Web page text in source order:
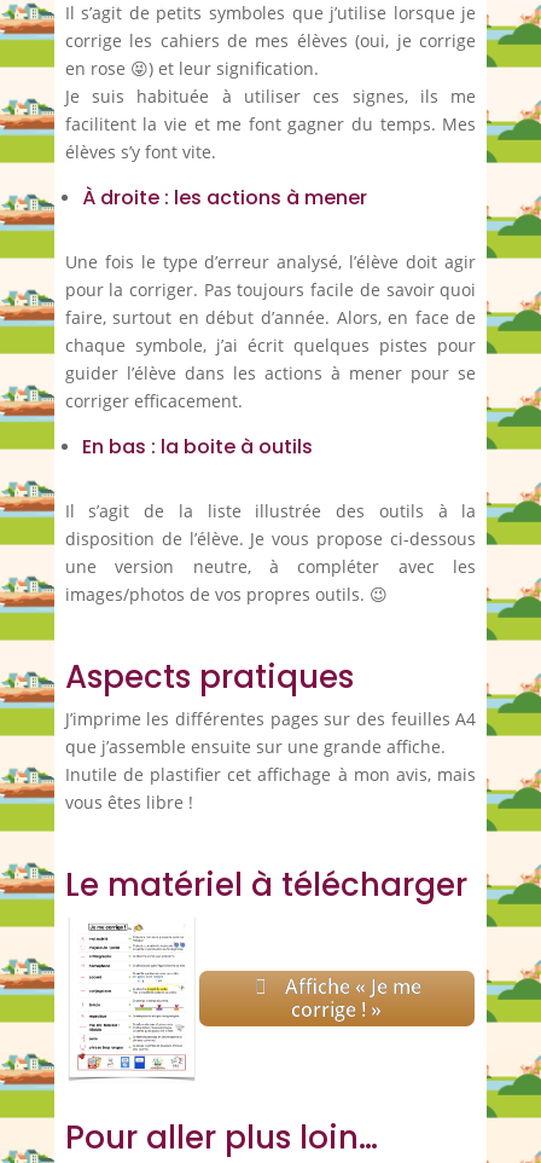
Il s’agit de petits symboles que j’utilise lorsque je
corrige les cahiers de mes élèves (oui, je corrige
en rose 😝) et leur signification.
Je suis habituée à utiliser ces signes, ils me
facilitent la vie et me font gagner du temps. Mes
élèves s’y font vite.
À droite : les actions à mener
Une fois le type d’erreur analysé, l’élève doit agir
pour la corriger. Pas toujours facile de savoir quoi
faire, surtout en début d’année. Alors, en face de
chaque symbole, j’ai écrit quelques pistes pour
guider l’élève dans les actions à mener pour se
corriger efficacement.
En bas : la boite à outils
Il s’agit de la liste illustrée des outils à la
disposition de l’élève. Je vous propose ci-dessous
une version neutre, à compléter avec les
images/photos de vos propres outils. 😉
Aspects pratiques
J’imprime les différentes pages sur des feuilles A4
que j’assemble ensuite sur une grande affiche.
Inutile de plastifier cet affichage à mon avis, mais
vous êtes libre !
Le matériel à télécharger
Affiche « Je me
corrige ! »
Pour aller plus loin…